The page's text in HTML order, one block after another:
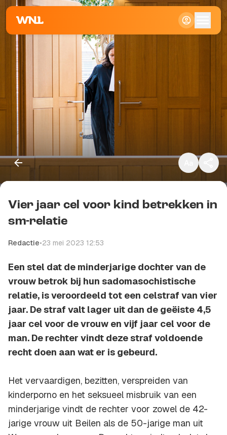
Kopieer link
Vier jaar cel voor kind betrekken in
sm-relatie
Redactie•23 mei 2023 12:53
Een stel dat de minderjarige dochter van de
vrouw betrok bij hun sadomasochistische
relatie, is veroordeeld tot een celstraf van vier
jaar. De straf valt lager uit dan de geëiste 4,5
jaar cel voor de vrouw en vijf jaar cel voor de
man. De rechter vindt deze straf voldoende
recht doen aan wat er is gebeurd.
Het vervaardigen, bezitten, verspreiden van
kinderporno en het seksueel misbruik van een
minderjarige vindt de rechter voor zowel de 42-
jarige vrouw uit Beilen als de 50-jarige man uit